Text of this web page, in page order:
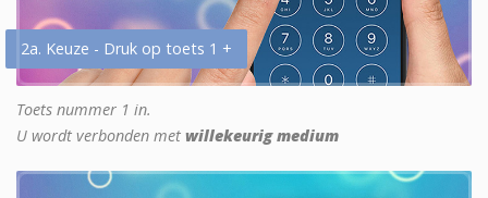
2a. Keuze - Druk op toets 1 +
Toets nummer 1 in.
U wordt verbonden met willekeurig medium